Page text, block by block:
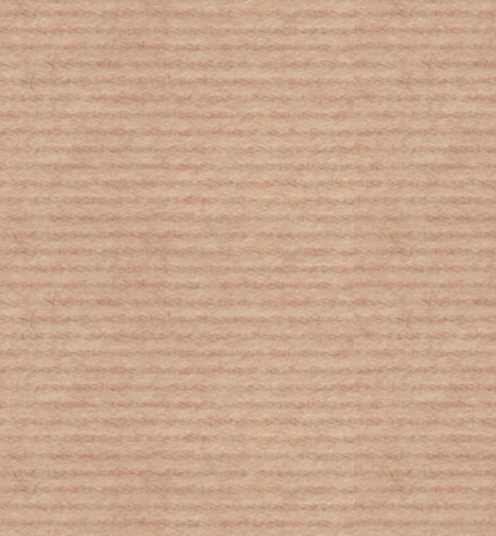
ΠΟΥ: «Πολύ σοβαρή απειλή» ο
κοροναϊός για όλο τον κόσμο